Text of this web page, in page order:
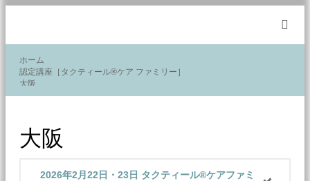
ホーム
認定講座［タクティール®ケア ファミリー］
大阪
大阪
2026年2月22日・23日 タクティール®️ケアファミ